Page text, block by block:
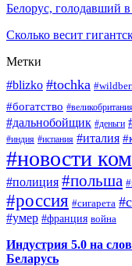
Белорус, голодавший
Сколько весит
Метки
#blizko #tochka
#богатство
#дальнобойщик #деньги
#индия #испания #италия
#новости
#полиция #польша
#россия #сигарета
#умер #франция война
Индустрия 5.0 на
Беларусь